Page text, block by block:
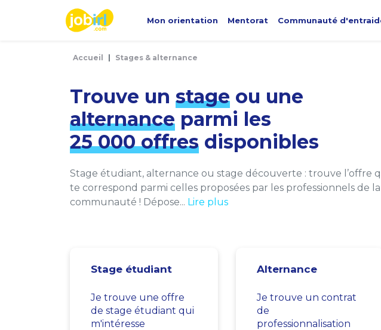
Mon orientation Mentorat Communauté
Accueil Stages & alternance
Trouve un stage ou une
alternance parmi les
25 000 offres disponibles
Stage étudiant, alternance ou stage découverte : trouve l’offre
te correspond parmi celles proposées par les professionnels de la
communauté ! Dépose... Lire plus
Stage étudiant
Je trouve une offre
de stage étudiant qui
m'intéresse
Alternance
Je trouve un contrat
de
professionnalisation
Panneau de gestion des cookies